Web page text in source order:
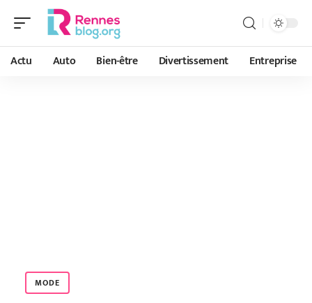
Actu Auto Bien-être Divertissement Entreprise
MODE